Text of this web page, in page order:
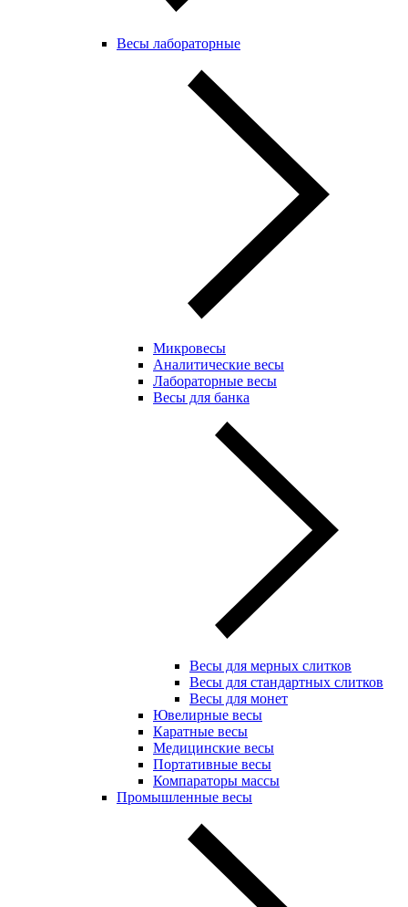
Весы лабораторные
Микровесы
Аналитические весы
Лабораторные весы
Весы для банка
Весы для мерных слитков
Весы для стандартных слитков
Весы для монет
Ювелирные весы
Каратные весы
Медицинские весы
Портативные весы
Компараторы массы
Промышленные весы